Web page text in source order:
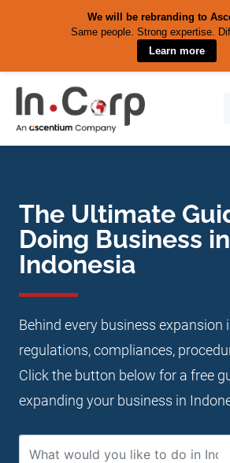
We will be rebranding to
Same people. Strong expertise.
Learn more
content
The Ultimate
Doing Business in
Indonesia
Behind every business expansion
regulations, compliances,
Click the button below for a free
expanding your business in